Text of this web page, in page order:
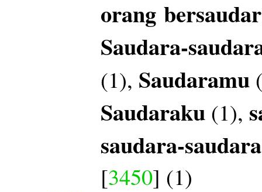
orang
Saudara-
(1), Saudaramu
Saudaraku (1),
saudara-
[3450] (1)